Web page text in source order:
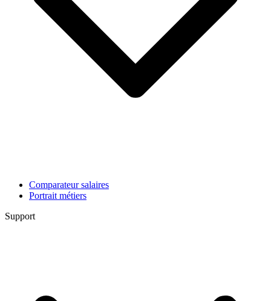
Comparateur salaires
Portrait métiers
Support